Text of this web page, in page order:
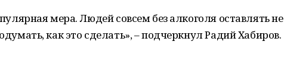
мера. Людей совсем без алкоголя оставлять не
как это сделать», – подчеркнул Радий Хабиров.